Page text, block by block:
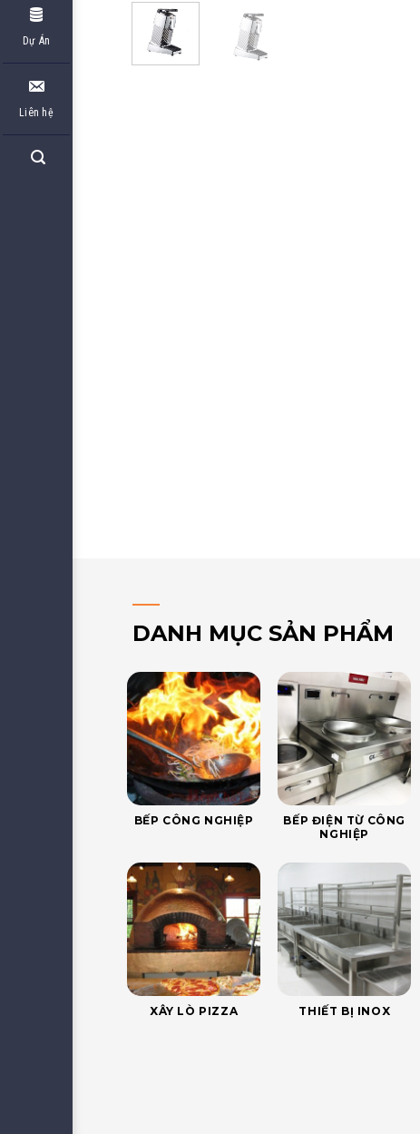
Dự Án
Liên hệ
DANH MỤC SẢN PHẨM
BẾP CÔNG NGHIỆP
BẾP ĐIỆN TỪ CÔNG
NGHIỆP
XÂY LÒ PIZZA THIẾT BỊ INOX